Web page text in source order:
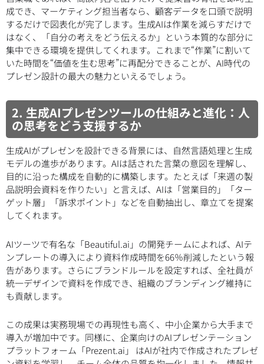
成でき、マーケティング担当者なら、顧客データを口頭で説明
するだけで図表化が完了します。生成AIは作業を減らすだけで
はなく、「自分の考えをどう伝えるか」という本質的な部分に
集中できる環境を提供してくれます。これまで“作業”に割いて
いた時間を“価値を生む思考”に再配分できることが、AI時代の
プレゼン設計の最大の魅力といえるでしょう。
2. 生成AIプレゼンツールの仕組みと進化：人
の思考をどう支援するか
生成AIがプレゼンを設計できる背景には、自然言語処理と生成
モデルの進歩があります。AIは話された言葉の意図を理解し、
目的に沿った構成を自動的に構築します。たとえば「来週の製
品説明会資料を作りたい」と言えば、AIは「営業目的」「ター
ゲット層」「訴求ポイント」などを自動抽出し、章立てを提案
してくれます。
AIツーツで有名な「Beautiful.ai」の開発チームによれば、AIテ
ンプレートの導入により資料作成時間を66％削減したという報
告があります。さらにブランドルールを設定すれば、全社員が
統一デザインで資料を作成でき、組織のブランディング維持に
も貢献します。
この成果は実務現場での再現性も高く、中小企業から大手まで
導入が増加中です。同様に、企業向けのAIプレゼンテーション
プラットフォーム「Prezent.ai」 はAIが社内で作成されたプレゼ